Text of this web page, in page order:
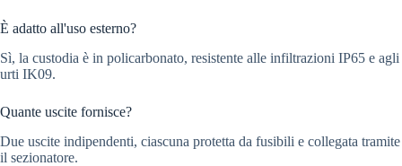
È adatto all'uso esterno?
Sì, la custodia è in policarbonato, resistente alle infiltrazioni IP65 e agli
urti IK09.
Quante uscite fornisce?
Due uscite indipendenti, ciascuna protetta da fusibili e collegata tramite
il sezionatore.